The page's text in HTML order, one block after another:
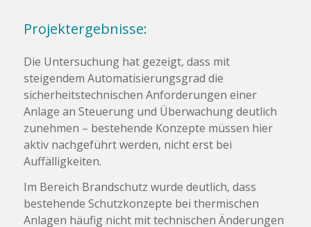
Projektergebnisse:
Die Untersuchung hat gezeigt, dass mit
steigendem Automatisierungsgrad die
sicherheitstechnischen Anforderungen einer
Anlage an Steuerung und Überwachung deutlich
zunehmen – bestehende Konzepte müssen hier
aktiv nachgeführt werden, nicht erst bei
Auffälligkeiten.
Im Bereich Brandschutz wurde deutlich, dass
bestehende Schutzkonzepte bei thermischen
Anlagen häufig nicht mit technischen Änderungen